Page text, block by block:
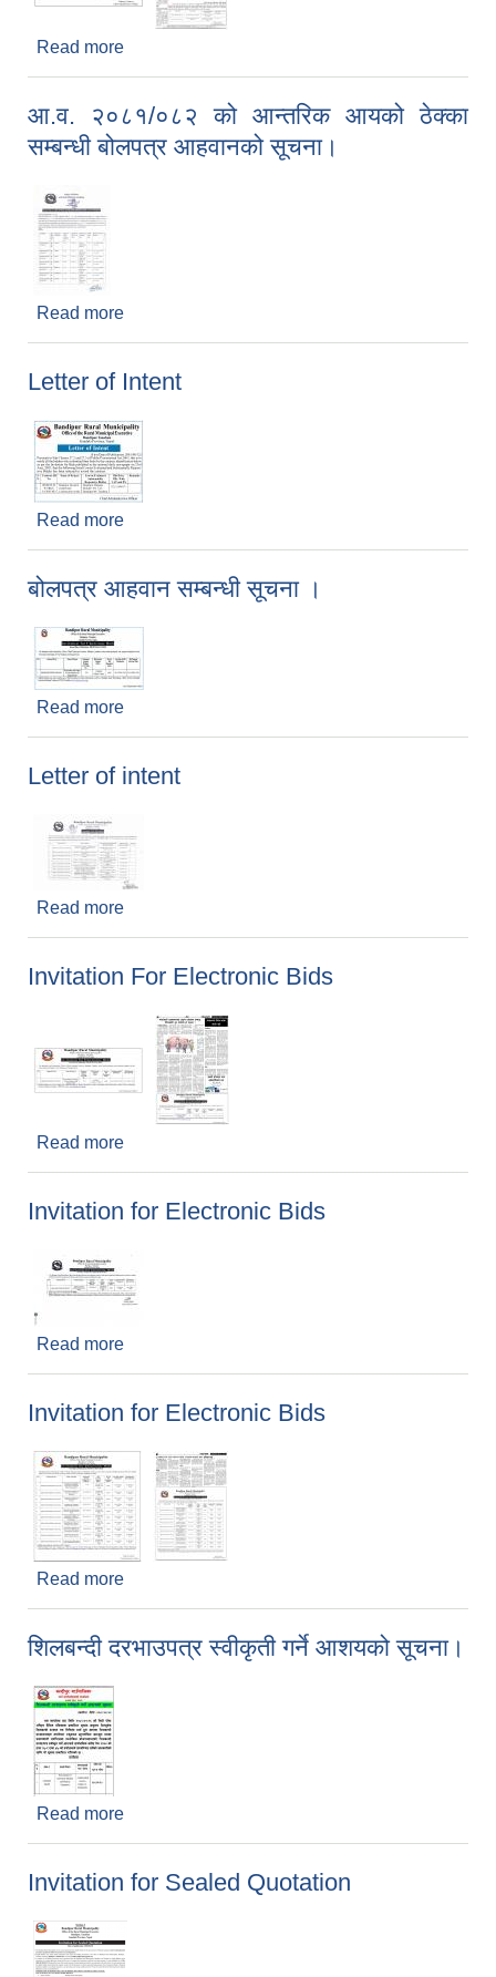
Read more
आ.व. २०८१/०८२ को आन्तरिक आयको ठेक्का
सम्बन्धी बोलपत्र आहवानको सूचना।
Read more
Letter of Intent
Read more
बोलपत्र आहवान सम्बन्धी सूचना ।
Read more
Letter of intent
Read more
Invitation For Electronic Bids
Read more
Invitation for Electronic Bids
Read more
Invitation for Electronic Bids
Read more
शिलबन्दी दरभाउपत्र स्वीकृती गर्ने आशयको सूचना।
Read more
Invitation for Sealed Quotation